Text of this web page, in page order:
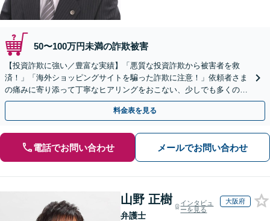
50〜100万円未満の詐欺被害
【投資詐欺に強い／豊富な実績】「悪質な投資詐欺から被害者を救
済！」「海外ショッピングサイトを騙った詐欺に注意！」依頼者さま
の痛みに寄り添って丁寧なヒアリングをおこない、少しでも多くの返
金が得られるよう尽力します！
料金表を見る
電話でお問い合わせ メールでお問い合わせ
山野 正樹
弁護士
インタビュ
ーを見る
大阪府